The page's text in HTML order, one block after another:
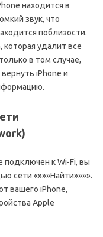
находится в
звук, что
поблизости.
которая удалит все
в том случае,
iPhone и
к Wi-Fi, вы
сети «»»»Найти»»»».
вашего iPhone,
Apple